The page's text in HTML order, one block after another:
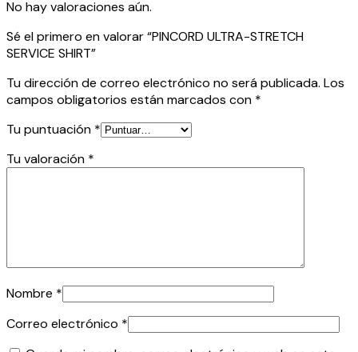
No hay valoraciones aún.
Sé el primero en valorar “PINCORD ULTRA-STRETCH
SERVICE SHIRT”
Tu dirección de correo electrónico no será publicada. Los
campos obligatorios están marcados con *
Tu puntuación *
Tu valoración *
Nombre *
Correo electrónico *